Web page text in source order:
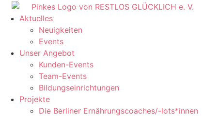
Aktuelles
Neuigkeiten
Events
Unser Angebot
Kunden-Events
Team-Events
Bildungseinrichtungen
Projekte
Die Berliner Ernährungscoaches/-lots*innen